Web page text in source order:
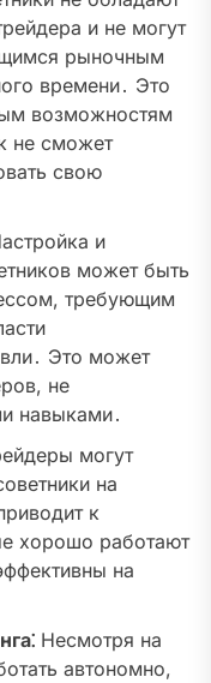
и не могут
рыночным
времени․ Это
возможностям
не сможет
свою
и
может быть
требующим
Это может
не
навыками․
могут
на
к
хорошо работают
на
Несмотря на
автономно,